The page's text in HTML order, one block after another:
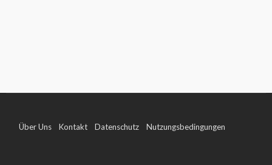
Über Uns Kontakt Datenschutz Nutzungsbedingungen